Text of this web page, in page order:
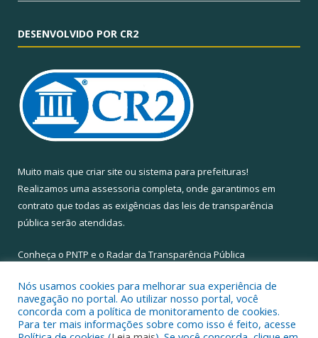
DESENVOLVIDO POR CR2
Muito mais que criar site ou sistema para prefeituras!
Realizamos uma assessoria completa, onde garantimos em
contrato que todas as exigências das leis de transparência
pública serão atendidas.
Conheça o PNTP e o Radar da Transparência Pública
Todos os direitos reservados a Câmara Municipal de Santa Maria
Nós usamos cookies para melhorar sua experiência de
navegação no portal. Ao utilizar nosso portal, você
concorda com a política de monitoramento de cookies.
Para ter mais informações sobre como isso é feito, acesse